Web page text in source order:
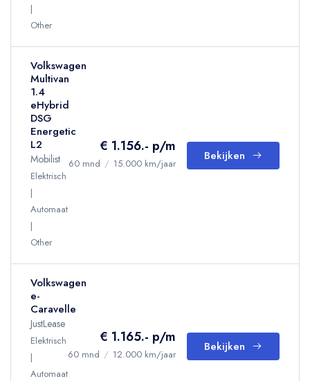
Other
Volkswagen
Multivan
1.4
eHybrid
DSG
Energetic
L2
Mobilist
Elektrisch
Automaat
Other
€ 1.156.- p/m
60 mnd / 15.000 km/jaar
Bekijken
Volkswagen
e-
Caravelle
JustLease
Elektrisch
Automaat
€ 1.165.- p/m
60 mnd / 12.000 km/jaar
Bekijken